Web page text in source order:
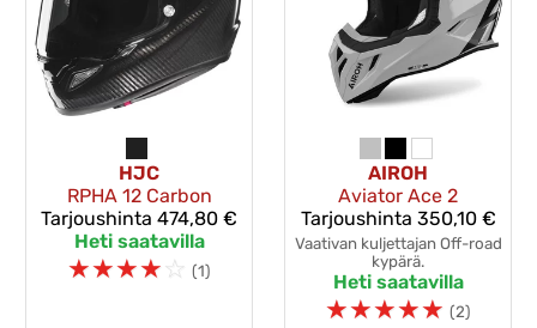
HJC
RPHA 12 Carbon
Tarjoushinta 474,80 €
Heti saatavilla
☆☆☆☆☆ (1)
AIROH
Aviator Ace 2
Tarjoushinta 350,10 €
Vaativan kuljettajan Off-road
kypärä.
Heti saatavilla
☆☆☆☆☆ (2)